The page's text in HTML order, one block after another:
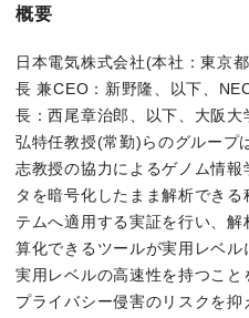
概要
日本電気株式会社(本社：東京
長 兼CEO：新野隆、以下、
長：西尾章治郎、以下、大阪
弘特任教授(常勤)らのグループ
志教授の協力によるゲノム情
タを暗号化したまま解析できる
テムへ適用する実証を行い、
算化できるツールが実用レベ
実用レベルの高速性を持つこと
プライバシー侵害のリスクを抑